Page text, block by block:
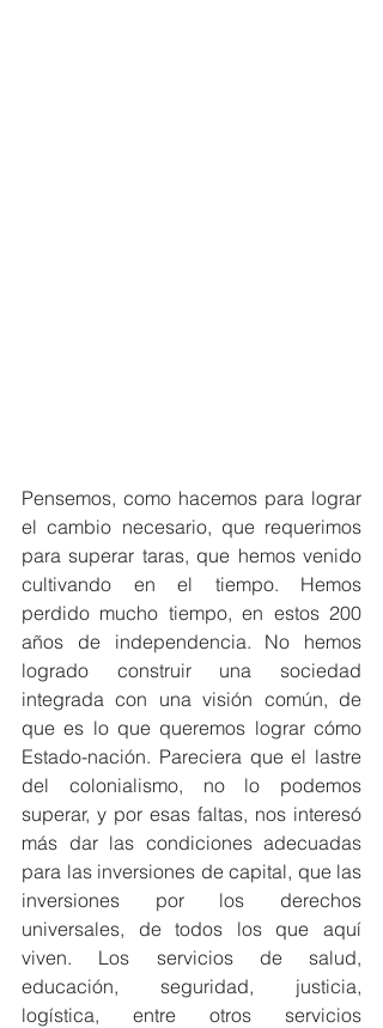
Pensemos, como hacemos para lograr
el cambio necesario, que requerimos
para superar taras, que hemos venido
cultivando en el tiempo. Hemos
perdido mucho tiempo, en estos 200
años de independencia. No hemos
logrado construir una sociedad
integrada con una visión común, de
que es lo que queremos lograr cómo
Estado-nación. Pareciera que el lastre
del colonialismo, no lo podemos
superar, y por esas faltas, nos interesó
más dar las condiciones adecuadas
para las inversiones de capital, que las
inversiones por los derechos
universales, de todos los que aquí
viven. Los servicios de salud,
educación, seguridad, justicia,
logística, entre otros servicios